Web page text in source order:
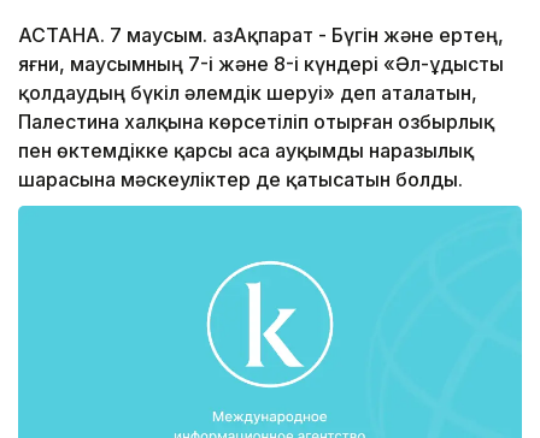
АСТАНА. 7 маусым. ҚазАқпарат - Бүгін және ертең,
яғни, маусымның 7-і және 8-і күндері «Әл-Құдысты
қолдаудың бүкіл әлемдік шеруі» деп аталатын,
Палестина халқына көрсетіліп отырған озбырлық
пен өктемдікке қарсы аса ауқымды наразылық
шарасына мәскеуліктер де қатысатын болды.